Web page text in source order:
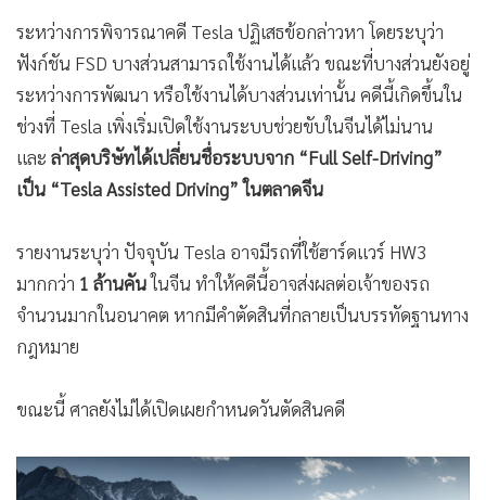
ระหว่างการพิจารณาคดี Tesla ปฏิเสธข้อกล่าวหา โดยระบุว่า
ฟังก์ชัน FSD บางส่วนสามารถใช้งานได้แล้ว ขณะที่บางส่วนยังอยู่
ระหว่างการพัฒนา หรือใช้งานได้บางส่วนเท่านั้น คดีนี้เกิดขึ้นใน
ช่วงที่ Tesla เพิ่งเริ่มเปิดใช้งานระบบช่วยขับในจีนได้ไม่นาน
และ ล่าสุดบริษัทได้เปลี่ยนชื่อระบบจาก “Full Self-Driving”
เป็น “Tesla Assisted Driving” ในตลาดจีน
รายงานระบุว่า ปัจจุบัน Tesla อาจมีรถที่ใช้ฮาร์ดแวร์ HW3
มากกว่า 1 ล้านคันในจีน ทำให้คดีนี้อาจส่งผลต่อเจ้าของรถ
จำนวนมากในอนาคต หากมีคำตัดสินที่กลายเป็นบรรทัดฐานทาง
กฎหมาย
ขณะนี้ ศาลยังไม่ได้เปิดเผยกำหนดวันตัดสินคดี